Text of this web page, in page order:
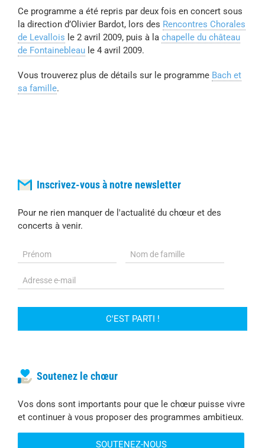
Ce programme a été repris par deux fois en concert sous
la direction d’Olivier Bardot, lors des Rencontres Chorales
de Levallois le 2 avril 2009, puis à la chapelle du château
de Fontainebleau le 4 avril 2009.
Vous trouverez plus de détails sur le programme Bach et
sa famille.
Inscrivez-vous à notre newsletter
Pour ne rien manquer de l'actualité du chœur et des
concerts à venir.
Soutenez le chœur
Vos dons sont importants pour que le chœur puisse vivre
et continuer à vous proposer des programmes ambitieux.
SOUTENEZ-NOUS